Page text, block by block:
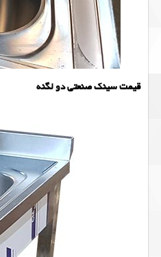
قیمت سینک صنعتی دو لگنه